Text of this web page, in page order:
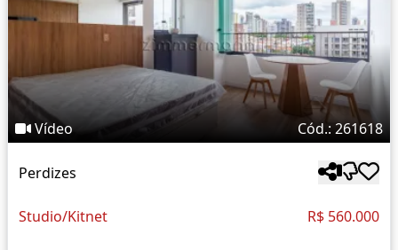
Vídeo Cód.: 261618
Perdizes
Studio/Kitnet R$ 560.000